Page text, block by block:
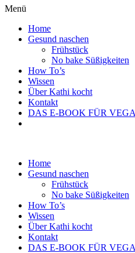
Menü
Home
Gesund naschen
Frühstück
No bake Süßigkeiten
How To’s
Wissen
Über Kathi kocht
Kontakt
DAS E-BOOK FÜR
Home
Gesund naschen
Frühstück
No bake Süßigkeiten
How To’s
Wissen
Über Kathi kocht
Kontakt
DAS E-BOOK FÜR